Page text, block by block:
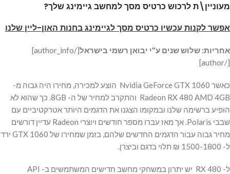
מעוניין\ת לרכוש כרטיס מסך למחשב גיימינג שלך?
אפשר לקנות עכשיו כרטיס מסך לגיימינג בחנות האון-ליין שלנו
אחריות: שלוש שנים ע"י יבואן רשמי בישראל
[/author_info]
[/author]
כאשר Nvidia GeForce GTX 1060 הוצע למכירה, מחירו היה גבוה מ-
Radeon RX 480 AMD 4GB והתקרב למחיר של ה- 8GB. כך שהוא לא
הופיע ברשימה שלנו ובמקומו הצגנו את הדגמים היותר אטרקטיביים עם
שבבי Polaris. אך מאז עברו מספר חודשים ויוצרי Radeon עדיין דורשים
מחיר גבוה עבור הדגמים החדשים שלהם, בזמן שמחירו של GTX 1060 ירד
ל- 1500-1800 ₪ תלוי בדגם וביצרן.
ל- RX 480 יש יתרון במשחקי מחשב חדישים המשתמשים ב- API